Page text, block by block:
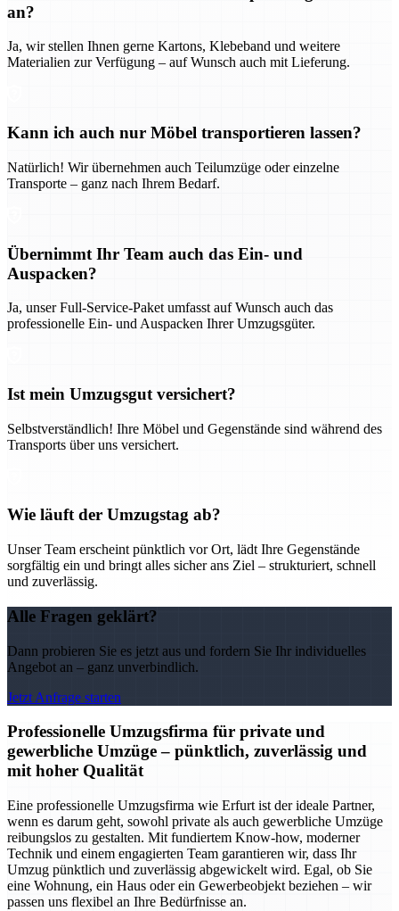
an?
Ja, wir stellen Ihnen gerne Kartons, Klebeband und weitere
Materialien zur Verfügung – auf Wunsch auch mit Lieferung.
Kann ich auch nur Möbel transportieren lassen?
Natürlich! Wir übernehmen auch Teilumzüge oder einzelne
Transporte – ganz nach Ihrem Bedarf.
Übernimmt Ihr Team auch das Ein- und
Auspacken?
Ja, unser Full-Service-Paket umfasst auf Wunsch auch das
professionelle Ein- und Auspacken Ihrer Umzugsgüter.
Ist mein Umzugsgut versichert?
Selbstverständlich! Ihre Möbel und Gegenstände sind während des
Transports über uns versichert.
Wie läuft der Umzugstag ab?
Unser Team erscheint pünktlich vor Ort, lädt Ihre Gegenstände
sorgfältig ein und bringt alles sicher ans Ziel – strukturiert, schnell
und zuverlässig.
Alle Fragen geklärt?
Dann probieren Sie es jetzt aus und fordern Sie Ihr individuelles
Angebot an – ganz unverbindlich.
Jetzt Anfrage starten
Professionelle Umzugsfirma für private und
gewerbliche Umzüge – pünktlich, zuverlässig und
mit hoher Qualität
Eine professionelle Umzugsfirma wie Erfurt ist der ideale Partner,
wenn es darum geht, sowohl private als auch gewerbliche Umzüge
reibungslos zu gestalten. Mit fundiertem Know-how, moderner
Technik und einem engagierten Team garantieren wir, dass Ihr
Umzug pünktlich und zuverlässig abgewickelt wird. Egal, ob Sie
eine Wohnung, ein Haus oder ein Gewerbeobjekt beziehen – wir
passen uns flexibel an Ihre Bedürfnisse an.